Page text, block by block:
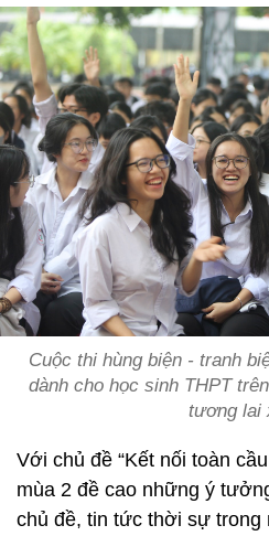
Cuộc thi hùng biện - tranh
dành cho học sinh THPT
tương lai
Với chủ đề “Kết nối toàn
mùa 2 đề cao những ý
chủ đề, tin tức thời sự trong